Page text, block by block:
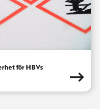
för HBVs